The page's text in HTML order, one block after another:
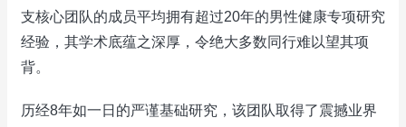
支核心团队的成员平均拥有超过20年的男性健康专项研究
经验，其学术底蕴之深厚，令绝大多数同行难以望其项
背。
历经8年如一日的严谨基础研究，该团队取得了震撼业界